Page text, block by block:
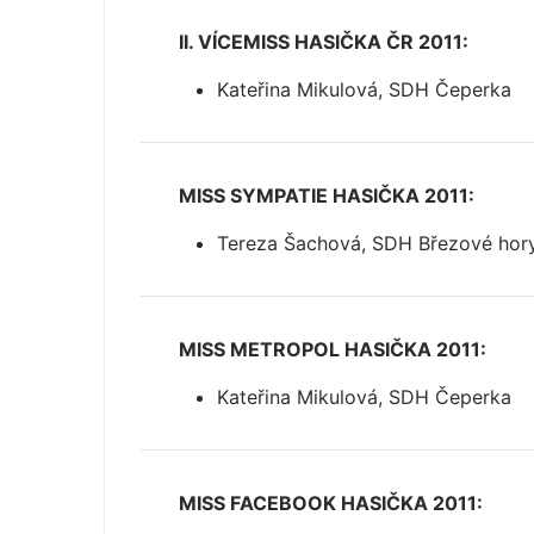
II. VÍCEMISS HASIČKA ČR 2011:
Kateřina Mikulová, SDH Čeperka
MISS SYMPATIE HASIČKA 2011:
Tereza Šachová, SDH Březové
MISS METROPOL HASIČKA 2011:
Kateřina Mikulová, SDH Čeperka
MISS FACEBOOK HASIČKA 2011: